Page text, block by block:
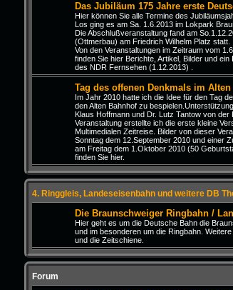
Das Jubiläum 175 Jahre erste
Hier können Sie alle Termine des
Los ging es am Sa. 1.6.2013 im Lokpark
Die Abschlußveranstaltung fand am
(Ottmerbau) am Friedrich Wilhelm Platz statt.
Von den Veranstaltungen im Zeitraum vom
finden Sie hier Berichte, Artikel, Bilder und ein
des NDR Fernsehen (1.12.2013) .
Tag des offenen Denkmals im
Im Jahr 2010 hatte ich die Idee für den Tag
den Alten Bahnhof zu
Klaus Hoffmann und Dr. Lutz Tantow von der
Veranstaltung erstellte ich die erste kleine
Multimedialen Zeitreise. Bilder von dieser
Sonntag dem 12.September 2010 und einer
am Freitag dem 1.Oktober 2010 (50
finden Sie hier.
4. Ringgleis, Landeseisenbahn und weitere DB
Die Braunschweiger Ringbahn /
Hier geht es um die Deutsche Bahn die
und im besonderen um die Ringbahn.
und die Zeitschiene.
Forum